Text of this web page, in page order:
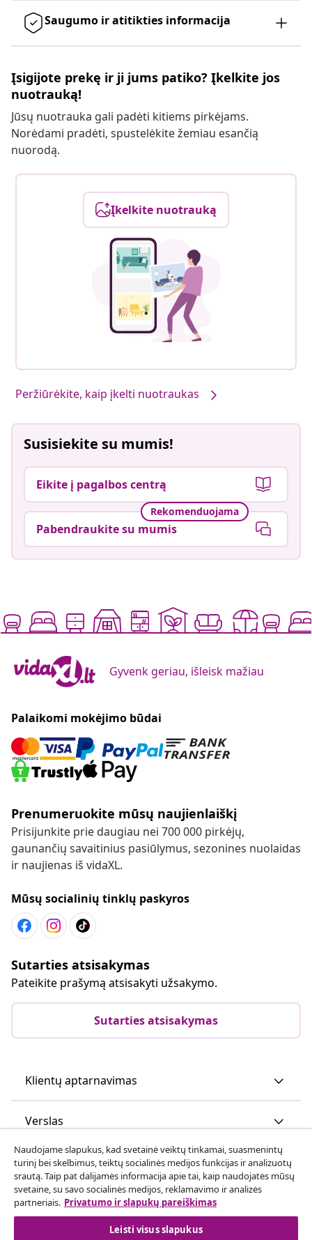
Saugumo ir atitikties informacija
Įsigijote prekę ir ji jums patiko? Įkelkite jos
nuotrauką!
Jūsų nuotrauka gali padėti kitiems pirkėjams.
Norėdami pradėti, spustelėkite žemiau esančią
nuorodą.
Įkelkite nuotrauką
Peržiūrėkite, kaip įkelti nuotraukas
Susisiekite su mumis!
Eikite į pagalbos centrą
Rekomenduojama
Pabendraukite su mumis
Gyvenk geriau, išleisk mažiau
Palaikomi mokėjimo būdai
Prenumeruokite mūsų naujienlaiškį
Prisijunkite prie daugiau nei 700 000 pirkėjų,
gaunančių savaitinius pasiūlymus, sezonines nuolaidas
ir naujienas iš vidaXL.
Mūsų socialinių tinklų paskyros
Sutarties atsisakymas
Pateikite prašymą atsisakyti užsakymo.
Sutarties atsisakymas
Klientų aptarnavimas
Verslas
vidaXL
Atraskite daugiau
Naudojame slapukus, kad svetainė veiktų tinkamai, suasmenintų
turinį bei skelbimus, teiktų socialinės medijos funkcijas ir analizuotų
srautą. Taip pat dalijamės informacija apie tai, kaip naudojatės mūsų
svetaine, su savo socialinės medijos, reklamavimo ir analizės
partneriais. Privatumo ir slapukų pareiškimas
Leisti visus slapukus